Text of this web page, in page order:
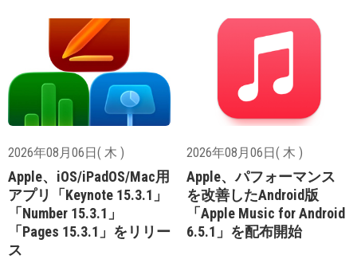
2026年08月06日( 木 )
Apple、iOS/iPadOS/Mac用
アプリ「Keynote 15.3.1」
「Number 15.3.1」
「Pages 15.3.1」をリリー
ス
2026年08月06日( 木 )
Apple、パフォーマンス
を改善したAndroid版
「Apple Music for Android
6.5.1」を配布開始